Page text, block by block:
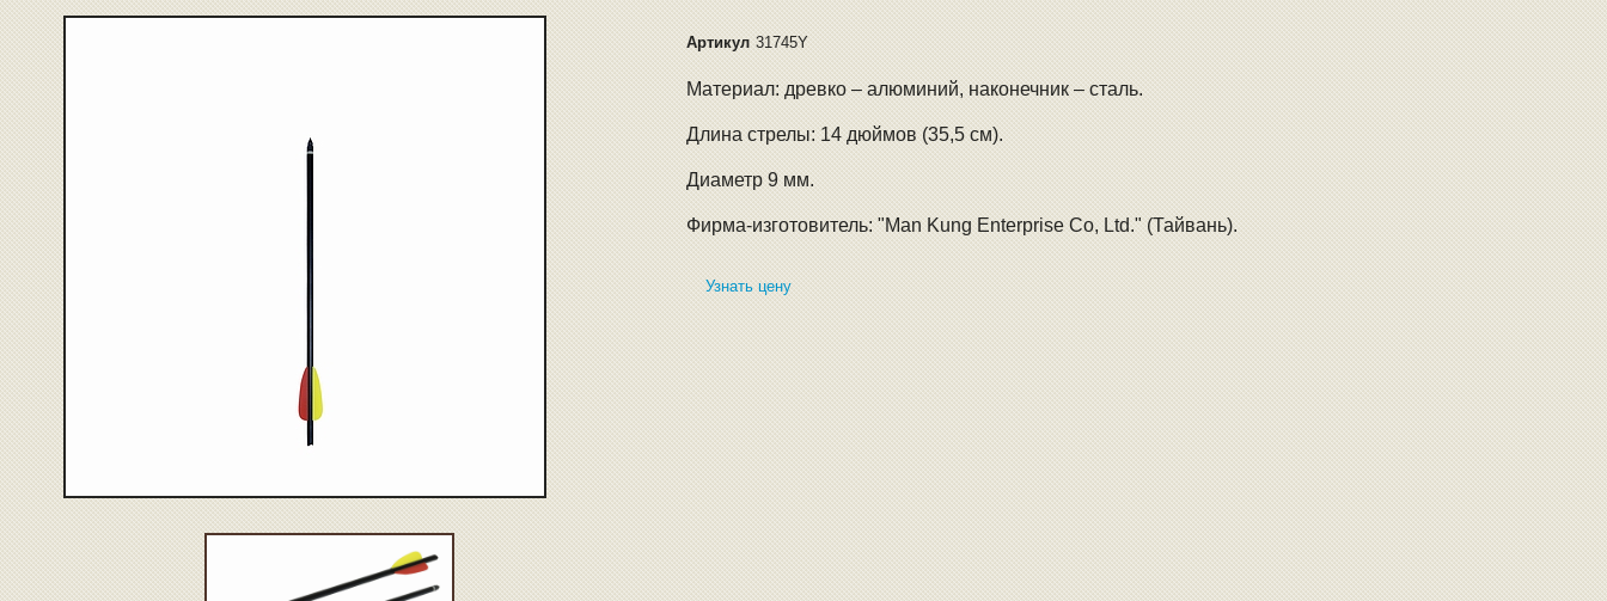
Артикул 31745Y
Материал: древко – алюминий, наконечник – сталь.
Длина стрелы: 14 дюймов (35,5 см).
Диаметр 9 мм.
Фирма-изготовитель: "Man Kung Enterprise Co, Ltd." (Тайвань).
Узнать цену